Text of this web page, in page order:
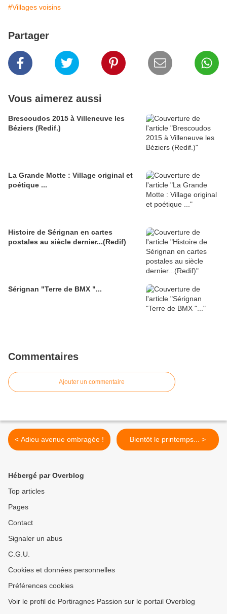
#Villages voisins
Partager
Vous aimerez aussi
Brescoudos 2015 à Villeneuve les
Béziers (Redif.)
La Grande Motte : Village original et
poétique ...
Histoire de Sérignan en cartes
postales au siècle dernier...(Redif)
Sérignan "Terre de BMX "...
Commentaires
Ajouter un commentaire
< Adieu avenue ombragée ! Bientôt le printemps... >
Hébergé par Overblog
Top articles
Pages
Contact
Signaler un abus
C.G.U.
Cookies et données personnelles
Préférences cookies
Voir le profil de Portiragnes Passion sur le portail Overblog